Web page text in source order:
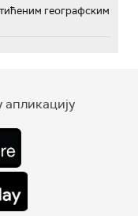
географским